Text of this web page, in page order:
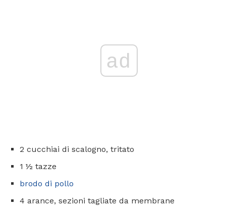
ad
2 cucchiai di scalogno, tritato
1 ½ tazze
brodo di pollo
4 arance, sezioni tagliate da membrane